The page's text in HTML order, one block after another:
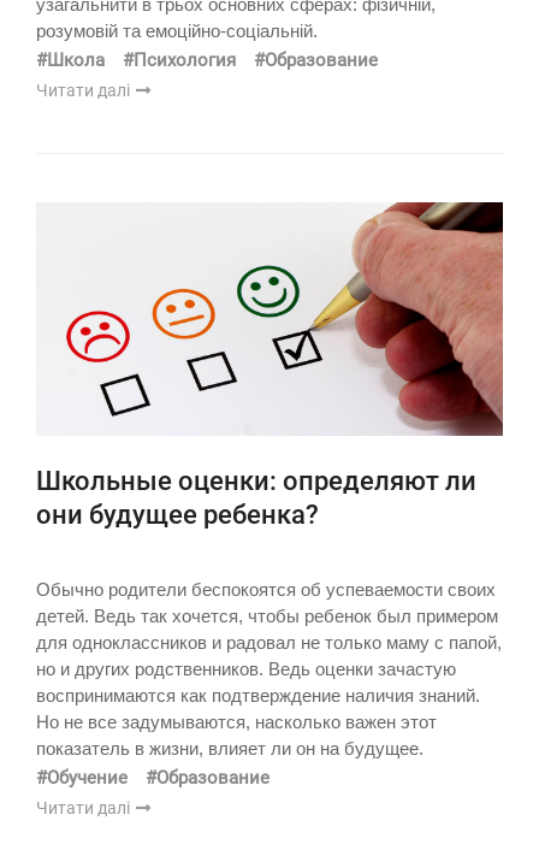
розумовій та емоційно-соціальній.
#Школа #Психология #Образование
Читати далі
Школьные оценки: определяют ли
они будущее ребенка?
Обычно родители беспокоятся об успеваемости своих
детей. Ведь так хочется, чтобы ребенок был примером
для одноклассников и радовал не только маму с папой,
но и других родственников. Ведь оценки зачастую
воспринимаются как подтверждение наличия знаний.
Но не все задумываются, насколько важен этот
показатель в жизни, влияет ли он на будущее.
#Обучение #Образование
Читати далі